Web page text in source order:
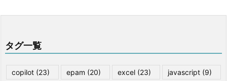
タグ一覧
copilot (23) epam (20) excel (23) javascript (9)